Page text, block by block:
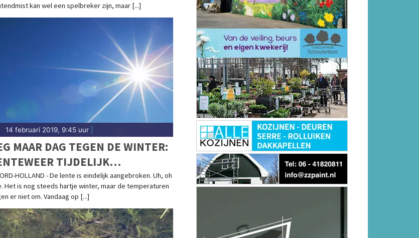
kan wel een spelbreker zijn, maar [...]
14 februari 2019, 9:45 uur|
MAAR DAG TEGEN DE WINTER:
TIJDELIJK
HOLLAND - De lente is eindelijk aangebroken. Uh, oh
Het is nog steeds hartje winter, maar de temperaturen
er niet om. Vandaag op [...]